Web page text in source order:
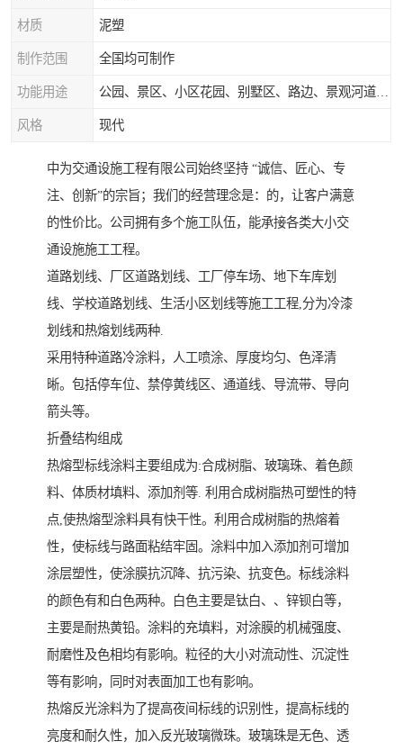
材质 泥塑
制作范围 全国均可制作
功能用途
风格 现代
中为交通设施工程有限公司始终坚持 “诚信、匠心、专
注、创新”的宗旨；我们的经营理念是：的，让客户满意
的性价比。公司拥有多个施工队伍，能承接各类大小交
通设施施工工程。
道路划线、厂区道路划线、工厂停车场、地下车库划
线、学校道路划线、生活小区划线等施工工程,分为冷漆
划线和热熔划线两种.
采用特种道路冷涂料，人工喷涂、厚度均匀、色泽清
晰。包括停车位、禁停黄线区、通道线、导流带、导向
箭头等。
折叠结构组成
热熔型标线涂料主要组成为:合成树脂、玻璃珠、着色颜
料、体质材填料、添加剂等. 利用合成树脂热可塑性的特
点,使热熔型涂料具有快干性。利用合成树脂的热熔着
性，使标线与路面粘结牢固。涂料中加入添加剂可增加
涂层塑性，使涂膜抗沉降、抗污染、抗变色。标线涂料
的颜色有和白色两种。白色主要是钛白、、锌钡白等，
主要是耐热黄铅。涂料的充填料，对涂膜的机械强度、
耐磨性及色相均有影响。粒径的大小对流动性、沉淀性
等有影响，同时对表面加工也有影响。
热熔反光涂料为了提高夜间标线的识别性，提高标线的
亮度和耐久性，加入反光玻璃微珠。玻璃珠是无色、透